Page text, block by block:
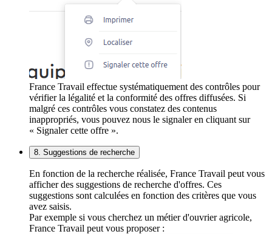
France Travail effectue systématiquement des contrôles pour
vérifier la légalité et la conformité des offres diffusées. Si
malgré ces contrôles vous constatez des contenus
inappropriés, vous pouvez nous le signaler en cliquant sur
« Signaler cette offre ».
8. Suggestions de recherche
En fonction de la recherche réalisée, France Travail peut vous
afficher des suggestions de recherche d'offres. Ces
suggestions sont calculées en fonction des critères que vous
avez saisis.
Par exemple si vous cherchez un métier d'ouvrier agricole,
France Travail peut vous proposer :